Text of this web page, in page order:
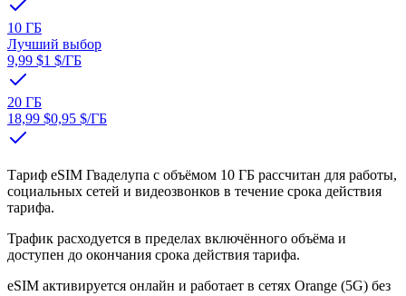
10 ГБ
Лучший выбор
9,99 $1 $/ГБ
20 ГБ
18,99 $0,95 $/ГБ
Тариф eSIM Гваделупа с объёмом 10 ГБ рассчитан для работы,
социальных сетей и видеозвонков в течение срока действия
тарифа.
Трафик расходуется в пределах включённого объёма и
доступен до окончания срока действия тарифа.
eSIM активируется онлайн и работает в сетях Orange (5G) без